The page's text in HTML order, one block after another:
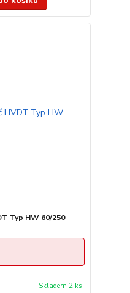
Typ HW 60/250
Skladem 2 ks